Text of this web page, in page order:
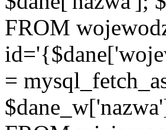
FROM
=